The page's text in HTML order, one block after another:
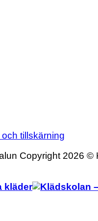
tillskärning
Copyright 2026 ©